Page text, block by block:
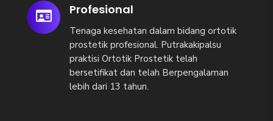
Profesional
Tenaga kesehatan dalam bidang ortotik
prostetik profesional. Putrakakipalsu
praktisi Ortotik Prostetik telah
bersetifikat dan telah Berpengalaman
lebih dari 13 tahun.